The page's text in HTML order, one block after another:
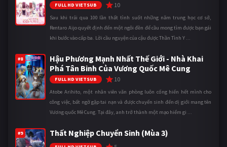
FULL HD VIETSUB 10
Sau khi trải qua 100 lần thất tình suốt những năm trung học cơ sở,
Rentaro Aijo quyết định đến một ngôi đền để cầu mong tìm được bạn gái
khi bước vào cấp ba. Lời cầu nguyện của cậu được Thần Tình Y ...
#8
Hậu Phương Mạnh Nhất Thế Giới - Nhà Khai
Phá Tân Binh Của Vương Quốc Mê Cung
FULL HD VIETSUB 10
Atobe Arihito, một nhân viên văn phòng luôn cống hiến hết mình cho
công việc, bất ngờ gặp tai nạn và được chuyển sinh đến dị giới mang tên
Vương quốc Mê Cung. Tại đây, anh trở thành một mạo hiểm gi ...
#9 Thất Nghiệp Chuyển Sinh (Mùa 3)